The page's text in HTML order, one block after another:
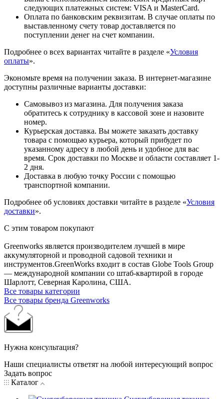
следующих платежных систем: VISA и MasterCard.
Оплата по банковским реквизитам. В случае оплаты по
выставленному счету товар доставляется по
поступлении денег на счет компании.
Подробнее о всех вариантах читайте в разделе «Условия
оплаты».
Экономьте время на получении заказа. В интернет-магазине
доступны различные варианты доставки:
Самовывоз из магазина. Для получения заказа
обратитесь к сотруднику в кассовой зоне и назовите
номер.
Курьерская доставка. Вы можете заказать доставку
товара с помощью курьера, который прибудет по
указанному адресу в любой день и удобное для вас
время. Срок доставки по Москве и области составляет 1-
2 дня.
Доставка в любую точку России с помощью
транспортной компании.
Подробнее об условиях доставки читайте в разделе «Условия
доставки».
С этим товаром покупают
Greenworks является производителем лучшей в мире
аккумуляторной и проводной садовой техники и
инструментов.GreenWorks входит в состав Globe Tools Group
— международной компании со штаб-квартирой в городе
Шарлотт, Северная Каролина, США.
Все товары категории
Все товары бренда Greenworks
Нужна консультация?
Наши специалисты ответят на любой интересующий вопрос
Задать вопрос
Каталог